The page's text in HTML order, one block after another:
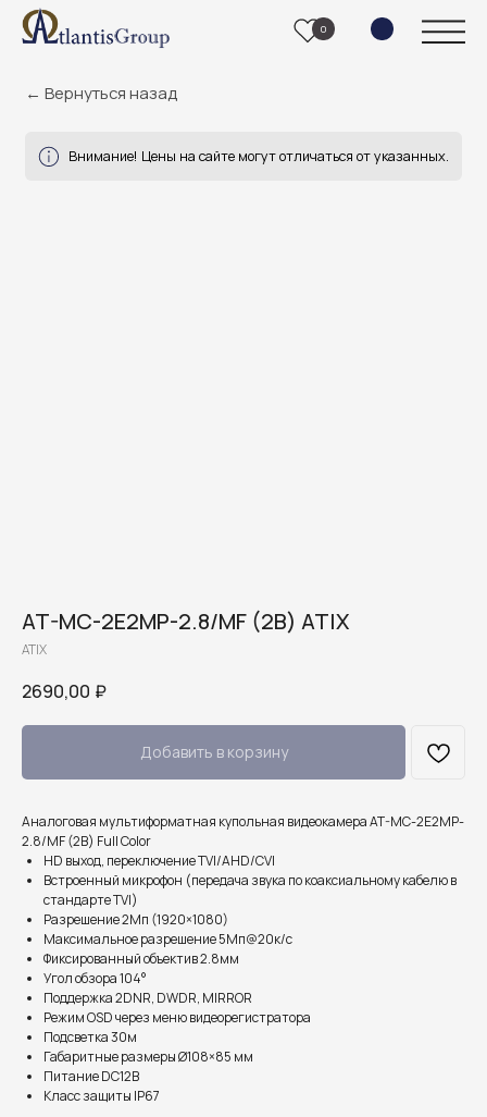
0
AT-MC-2E2MP-2.8/MF (2B) ATIX
ATIX
2690,00 ₽
Добавить в корзину
Аналоговая мультиформатная купольная видеокамера AT-MC-2E2MP-
2.8/MF (2B) Full Color
HD выход, переключение TVI/AHD/CVI
Встроенный микрофон (передача звука по коаксиальному кабелю в
стандарте TVI)
Разрешение 2Мп (1920×1080)
Максимальное разрешение 5Mп@20к/с
Фиксированный объектив 2.8мм
Угол обзора 104°
Поддержка 2DNR, DWDR, MIRROR
Режим OSD через меню видеорегистратора
Подсветка 30м
Габаритные размеры Ø108×85 мм
Питание DC12В
Класс защиты IP67